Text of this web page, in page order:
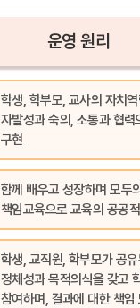
운영 원리
학생, 학부모, 교사의 자치
자발성과 숙의, 소통과 협력
구현
함께 배우고 성장하며 모두
책임교육으로 교육의 공공
학생, 교직원, 학부모가 공
정체성과 목적의식을 갖고
참여하며, 결과에 대한 책